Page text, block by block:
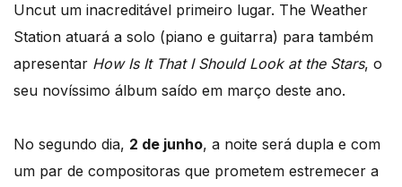
Uncut um inacreditável primeiro lugar. The Weather
Station atuará a solo (piano e guitarra) para também
apresentar How Is It That I Should Look at the Stars, o
seu novíssimo álbum saído em março deste ano.
No segundo dia, 2 de junho, a noite será dupla e com
um par de compositoras que prometem estremecer a